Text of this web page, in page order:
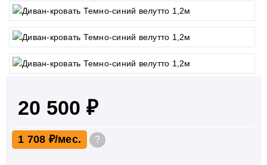
20 500 ₽
1 708 ₽ ?